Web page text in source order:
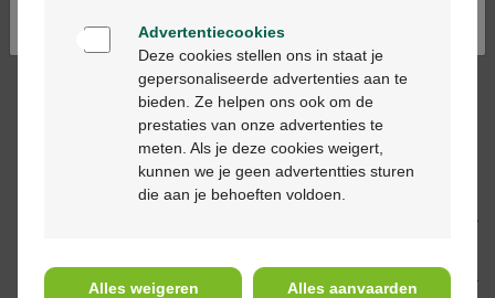
Productbeschrijving
Dit is een geneesmiddel, geen langdurig gebruik zonder
medisch advies, bewaren buiten bereik van kinderen, lees
aandachtig de bijsluiter. Vraag raad aan uw arts of
apotheker. Indien er bijwerkingen optreden, neem meteen
contact op met uw huisarts.
Eigenschappen
Advertentiecookies
Deze cookies stellen ons in staat je
gepersonaliseerde advertenties aan te
bieden. Ze helpen ons ook om de
prestaties van onze advertenties te
meten. Als je deze cookies weigert,
kunnen we je geen advertentties sturen
die aan je behoeften voldoen.
Alles weigeren Alles aanvaarden